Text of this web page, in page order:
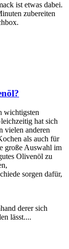
ist etwas dabei.
zubereiten
wichtigsten
hat sich
vielen anderen
als auch für
große Auswahl im
Olivenöl zu
sorgen dafür,
derer sich
lässt....